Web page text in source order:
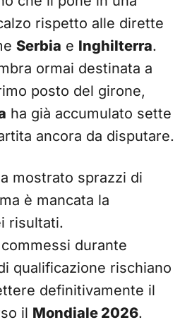
rispetto alle dirette
Serbia e Inghilterra.
ormai destinata a
posto del girone,
ha già accumulato sette
ancora da disputare.
mostrato sprazzi di
è mancata la
risultati.
durante
qualificazione rischiano
definitivamente il
il Mondiale 2026.